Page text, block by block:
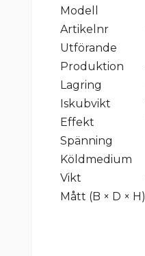
Modell
Artikelnr
Utförande
Produktion
Lagring
Iskubvikt
Effekt
Spänning
Köldmedium
Vikt
Mått (B × D × H)